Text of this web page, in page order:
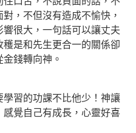
，不但沒有造成不愉快，
很大，一句話可以讓丈夫
是和先生更合一的關係卻
錢轉向神。
習的功課不比他少！神讓
覺自己有成長，心靈好喜